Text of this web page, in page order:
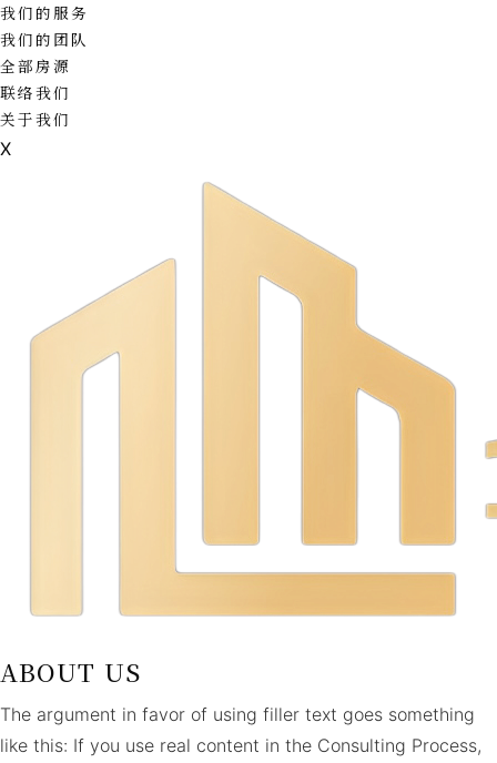
我们的服务
我们的团队
全部房源
联络我们
关于我们
X
ABOUT US
The argument in favor of using filler text goes something
like this: If you use real content in the Consulting Process,